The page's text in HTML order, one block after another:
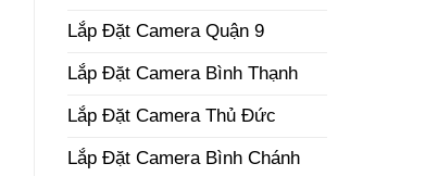
Lắp Đặt Camera Quận 9
Lắp Đặt Camera Bình Thạnh
Lắp Đặt Camera Thủ Đức
Lắp Đặt Camera Bình Chánh